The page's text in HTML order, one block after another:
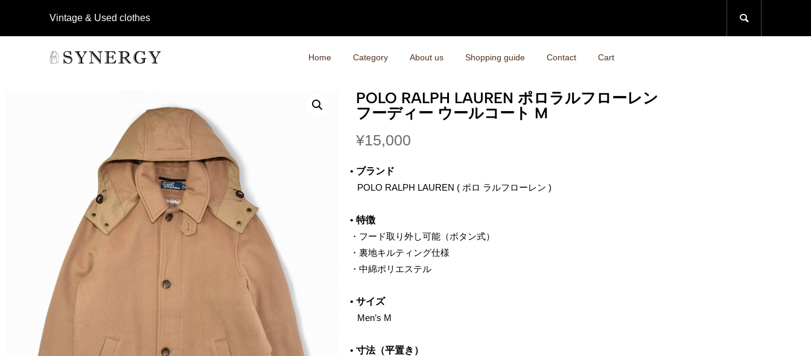
Vintage & Used clothes 
Home Category About us Shopping guide Contact Cart
POLO RALPH LAUREN ポロラルフローレン
フーディー ウールコート M
¥15,000
• ブランド
‌ POLO RALPH LAUREN ( ポロ ラルフローレン )
• 特徴
・フード取り外し可能（ボタン式）
・裏地キルティング仕様
・中綿ポリエステル
• サイズ
‌ Men’s M
• 寸法（平置き）